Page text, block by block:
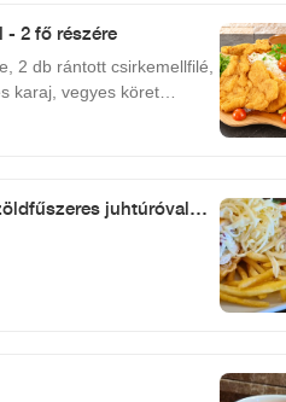
- 2 fő részére
2 db rántott csirkemellfilé,
karaj, vegyes köret
juhtúróval